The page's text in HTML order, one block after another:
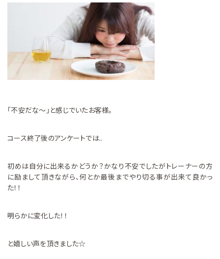
「不安だな〜」と感じでいたお客様。
コース終了後のアンケートでは..
初めは自分に出来るかどうか？かなり不安でしたがトレーナーの方
に励まして頂きながら、何とか最後までやり切る事が出来て良かっ
た！！
明らかに変化した！！
と嬉しい声を頂きました☆